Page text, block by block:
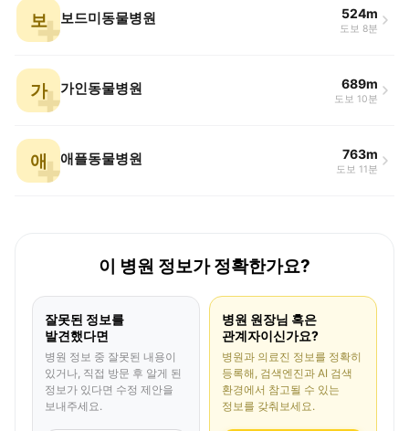
보 보드미동물병원 524m
도보 8분
가 가인동물병원 689m
도보 10분
애 애플동물병원 763m
도보 11분
이 병원 정보가 정확한가요?
잘못된 정보를
발견했다면
병원 정보 중 잘못된 내용이
있거나, 직접 방문 후 알게 된
정보가 있다면 수정 제안을
보내주세요.
병원 원장님 혹은
관계자이신가요?
병원과 의료진 정보를 정확히
등록해, 검색엔진과 AI 검색
환경에서 참고될 수 있는
정보를 갖춰보세요.